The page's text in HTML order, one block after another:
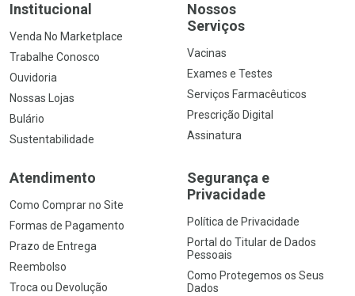
Institucional
Venda No Marketplace
Trabalhe Conosco
Ouvidoria
Nossas Lojas
Bulário
Sustentabilidade
Nossos
Serviços
Vacinas
Exames e Testes
Serviços Farmacêuticos
Prescrição Digital
Assinatura
Atendimento
Como Comprar no Site
Formas de Pagamento
Prazo de Entrega
Reembolso
Troca ou Devolução
Segurança e
Privacidade
Política de Privacidade
Portal do Titular de Dados
Pessoais
Como Protegemos os Seus
Dados